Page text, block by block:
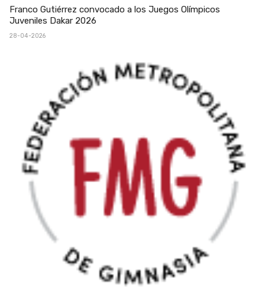
Franco Gutiérrez convocado a los Juegos Olímpicos
Juveniles Dakar 2026
28-04-2026